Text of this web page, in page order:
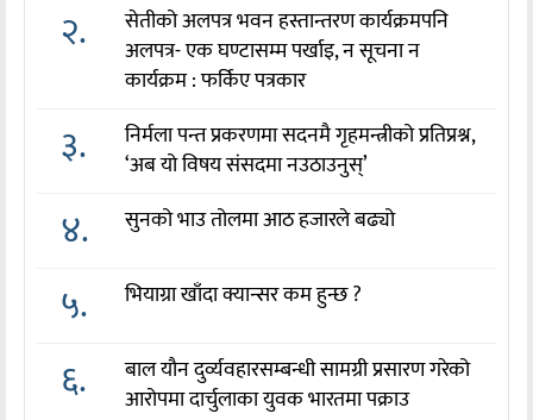
२.
सेतीको अलपत्र भवन हस्तान्तरण कार्यक्रमपनि
अलपत्र- एक घण्टासम्म पर्खाइ, न सूचना न
कार्यक्रम : फर्किए पत्रकार
३.
निर्मला पन्त प्रकरणमा सदनमै गृहमन्त्रीको प्रतिप्रश्न,
‘अब यो विषय संसदमा नउठाउनुस्’
४. सुनको भाउ तोलमा आठ हजारले बढ्यो
५. भियाग्रा खाँदा क्यान्सर कम हुन्छ ?
६.
बाल यौन दुर्व्यवहारसम्बन्धी सामग्री प्रसारण गरेको
आरोपमा दार्चुलाका युवक भारतमा पक्राउ